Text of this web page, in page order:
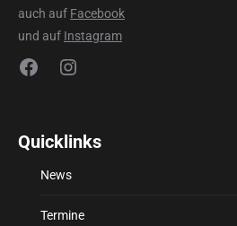
auch auf Facebook
und auf Instagram
FacebookInstagram
Quicklinks
News
Termine